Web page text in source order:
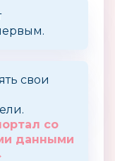
свои
со
данными